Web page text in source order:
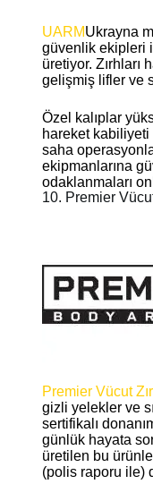
UARMUkrayna
güvenlik ekipleri
üretiyor. Zırhları
gelişmiş lifler ve
Özel kalıplar
hareket
saha
ekipmanlarına
odaklanmaları
10. Premier Vücut
Premier Vücut
gizli yelekler ve
sertifikalı
günlük hayata
üretilen bu
(polis raporu ile)